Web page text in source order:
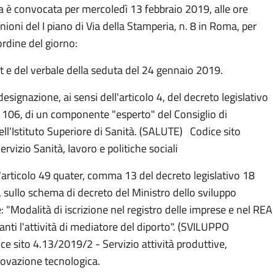
è convocata per mercoledì 13 febbraio 2019, alle ore
del I piano di Via della Stamperia, n. 8 in Roma, per
del giorno:
e del verbale della seduta del 24 gennaio 2019.
ai sensi dell'articolo 4, del decreto legislativo
di un componente "esperto" del Consiglio di
Superiore di Sanità. (SALUTE) Codice sito
Sanità, lavoro e politiche sociali
49 quater, comma 13 del decreto legislativo 18
schema di decreto del Ministro dello sviluppo
"Modalità di iscrizione nel registro delle imprese e nel REA
l'attività di mediatore del diporto". (SVILUPPO
sito 4.13/2019/2 - Servizio attività produttive,
tecnologica.